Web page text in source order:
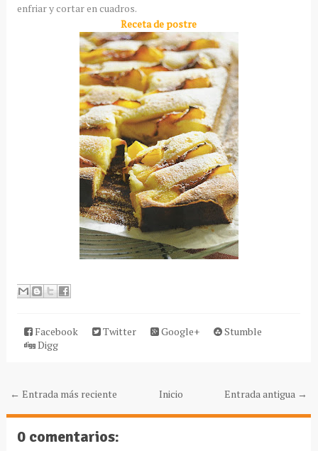
enfriar y cortar en cuadros.
Receta de postre
Facebook Twitter Google+
Stumble
Digg
← Entrada más reciente Entrada antigua →
Inicio
0 comentarios: